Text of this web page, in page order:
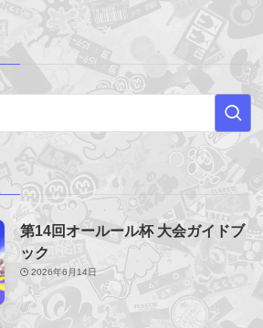
第14回オールール杯 大会ガイドブ
ック
2026年6月14日